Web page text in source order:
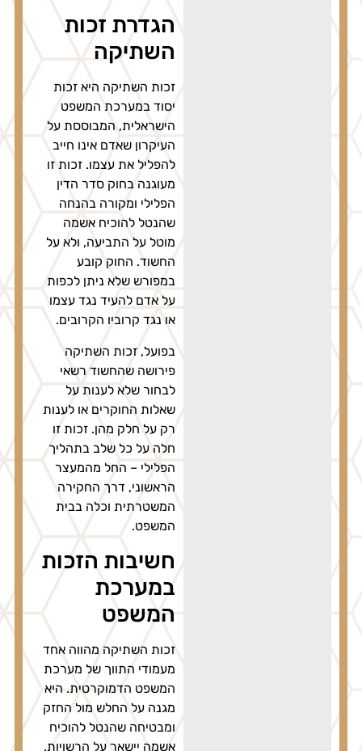
הגדרת זכות
השתיקה
זכות השתיקה היא זכות
יסוד במערכת המשפט
הישראלית, המבוססת על
העיקרון שאדם אינו חייב
להפליל את עצמו. זכות זו
מעוגנה בחוק סדר הדין
הפלילי ומקורה בהנחה
שהנטל להוכיח אשמה
מוטל על התביעה, ולא על
החשוד. החוק קובע
במפורש שלא ניתן לכפות
על אדם להעיד נגד עצמו
או נגד קרוביו הקרובים.
בפועל, זכות השתיקה
פירושה שהחשוד רשאי
לבחור שלא לענות על
שאלות החוקרים או לענות
רק על חלק מהן. זכות זו
חלה על כל שלב בתהליך
הפלילי – החל מהמעצר
הראשוני, דרך החקירה
המשטרתית וכלה בבית
המשפט.
חשיבות הזכות
במערכת
המשפט
זכות השתיקה מהווה אחד
מעמודי התווך של מערכת
המשפט הדמוקרטית. היא
מגנה על החלש מול החזק
ומבטיחה שהנטל להוכיח
אשמה יישאר על הרשויות.